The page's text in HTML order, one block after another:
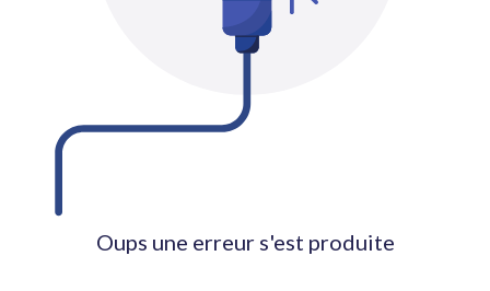
Oups une erreur s'est produite